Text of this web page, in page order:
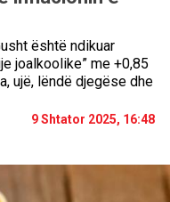
është ndikuar
joalkoolike” me +0,85
ujë, lëndë djegëse dhe
9 Shtator 2025, 16:48